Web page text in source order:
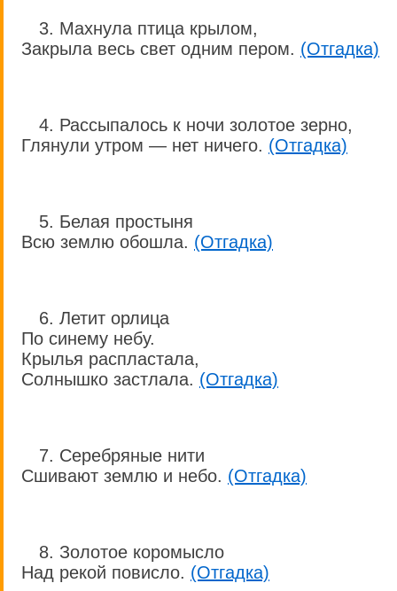
3. Махнула птица крылом,
Закрыла весь свет одним пером. (Отгадка)
4. Рассыпалось к ночи золотое зерно,
Глянули утром — нет ничего. (Отгадка)
5. Белая простыня
Всю землю обошла. (Отгадка)
6. Летит орлица
По синему небу.
Крылья распластала,
Солнышко застлала. (Отгадка)
7. Серебряные нити
Сшивают землю и небо. (Отгадка)
8. Золотое коромысло
Над рекой повисло. (Отгадка)